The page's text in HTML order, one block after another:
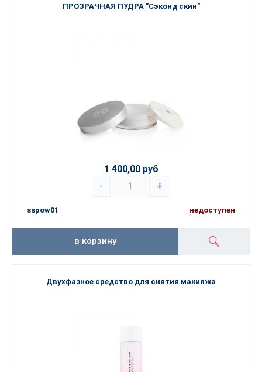
ПРОЗРАЧНАЯ ПУДРА "Сэконд скин"
1 400,00 руб
-
+
sspow01 недоступен
в корзину
Двухфазное средство для снятия макияжа